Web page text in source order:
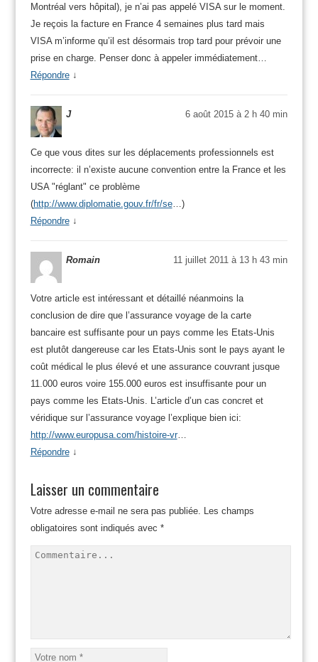
Montréal vers hôpital), je n’ai pas appelé VISA sur le moment.
Je reçois la facture en France 4 semaines plus tard mais
VISA m’informe qu’il est désormais trop tard pour prévoir une
prise en charge. Penser donc à appeler immédiatement…
Répondre ↓
J 6 août 2015 à 2 h 40 min
Ce que vous dites sur les déplacements professionnels est
incorrecte: il n’existe aucune convention entre la France et les
USA "réglant" ce problème
(http://www.diplomatie.gouv.fr/fr/se…)
Répondre ↓
Romain 11 juillet 2011 à 13 h 43 min
Votre article est intéressant et détaillé néanmoins la
conclusion de dire que l’assurance voyage de la carte
bancaire est suffisante pour un pays comme les Etats-Unis
est plutôt dangereuse car les Etats-Unis sont le pays ayant le
coût médical le plus élevé et une assurance couvrant jusque
11.000 euros voire 155.000 euros est insuffisante pour un
pays comme les Etats-Unis. L’article d’un cas concret et
véridique sur l’assurance voyage l’explique bien ici:
http://www.europusa.com/histoire-vr…
Répondre ↓
Laisser un commentaire
Votre adresse e-mail ne sera pas publiée.
Les champs
obligatoires sont indiqués avec *